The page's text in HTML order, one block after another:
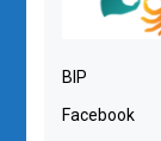
BIP
Facebook